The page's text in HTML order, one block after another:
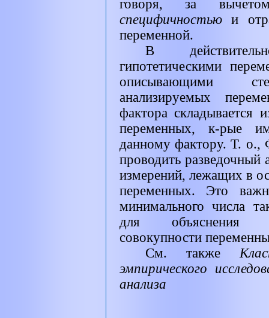
говоря, за
специфичностьюи
переменной.
В
гипотетическими
описывающими
анализируемых
фактора складывается
переменных, к-рые
данному фактору. Т. о.,
проводить разведочный
измерений, лежащих в
переменных. Это
минимального числа
для объяснения
совокупности
См. также
эмпирического
анализа